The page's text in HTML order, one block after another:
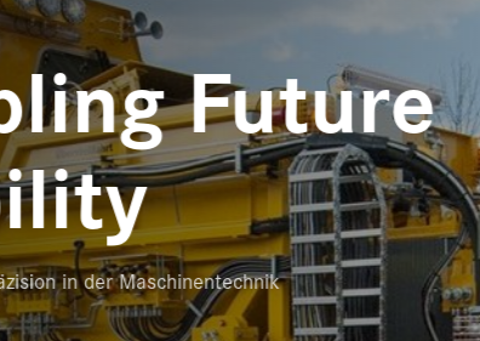
Rail ServicesFuture
in der Maschinentechnik